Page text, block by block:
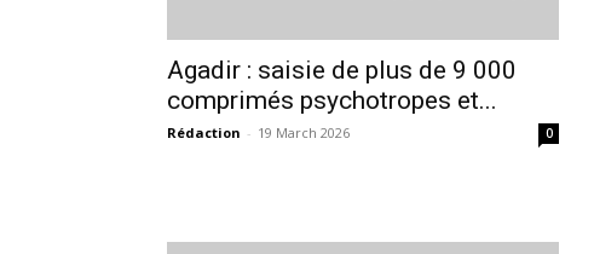
l'intelligence
l'information
Agadir : saisie de plus de 9 000
comprimés psychotropes et...
Rédaction - 19 March 2026 0